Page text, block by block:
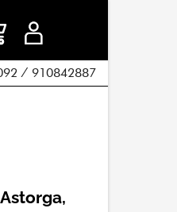
/ 910842887